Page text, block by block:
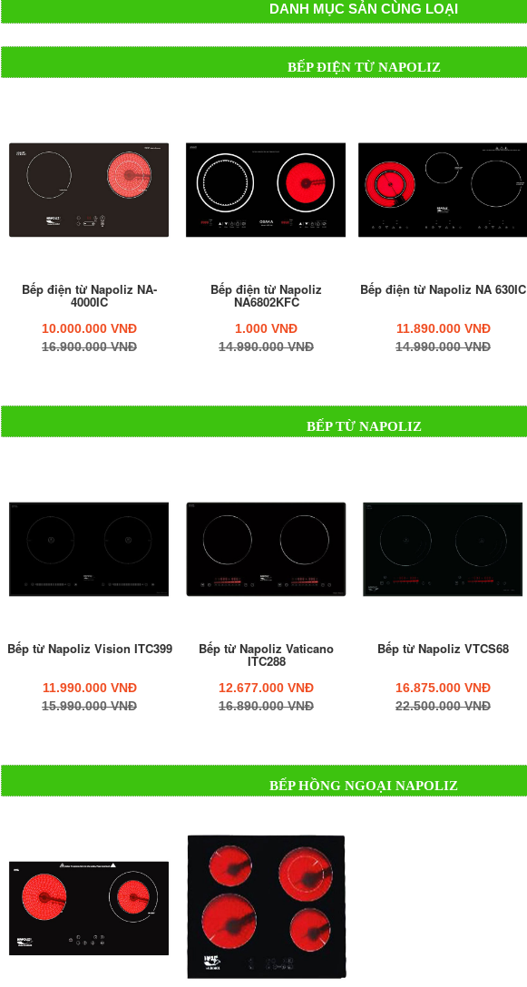
DANH MỤC SẢN CÙNG LOẠI
BẾP ĐIỆN TỪ NAPOLIZ
Bếp điện từ Napoliz NA-
4000IC
10.000.000 VNĐ
16.900.000 VNĐ
Bếp điện từ Napoliz
NA6802KFC
1.000 VNĐ
14.990.000 VNĐ
Bếp điện từ Napoliz NA 630IC
11.890.000 VNĐ
14.990.000 VNĐ
BẾP TỪ NAPOLIZ
Bếp từ Napoliz Vision ITC399
11.990.000 VNĐ
15.990.000 VNĐ
Bếp từ Napoliz Vaticano
ITC288
12.677.000 VNĐ
16.890.000 VNĐ
Bếp từ Napoliz VTCS68
16.875.000 VNĐ
22.500.000 VNĐ
BẾP HỒNG NGOẠI NAPOLIZ